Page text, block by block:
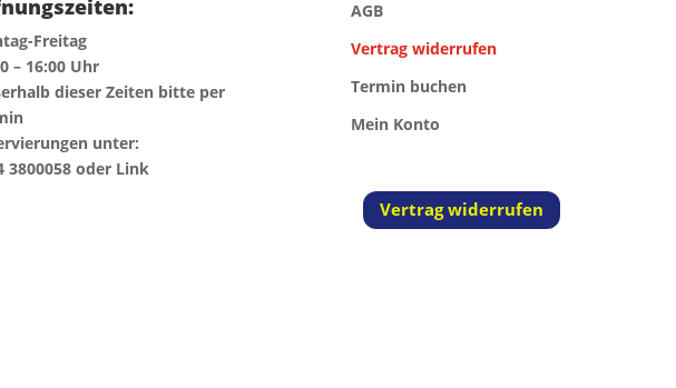
Freitag
– 16:00 Uhr
dieser Zeiten bitte per
unter:
3800058 oder Link
AGB
Vertrag widerrufen
Termin buchen
Mein Konto
Vertrag widerrufen